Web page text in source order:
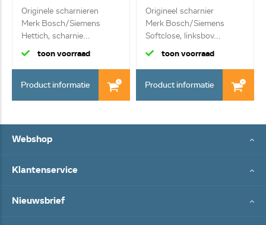
Originele scharnieren
Merk Bosch/Siemens
Hettich, scharnie...
toon voorraad
Product informatie
Origineel scharnier
Merk Bosch/Siemens
Softclose, linksbov...
toon voorraad
Product informatie
Webshop
Klantenservice
Nieuwsbrief